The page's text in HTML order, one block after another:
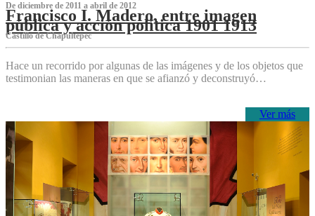
De diciembre de 2011 a abril de 2012
Francisco I. Madero, entre imagen
pública y acción política 1901 1913
Castillo de Chapultepec
Hace un recorrido por algunas de las imágenes y de los objetos que
testimonian las maneras en que se afianzó y deconstruyó…
Ver más